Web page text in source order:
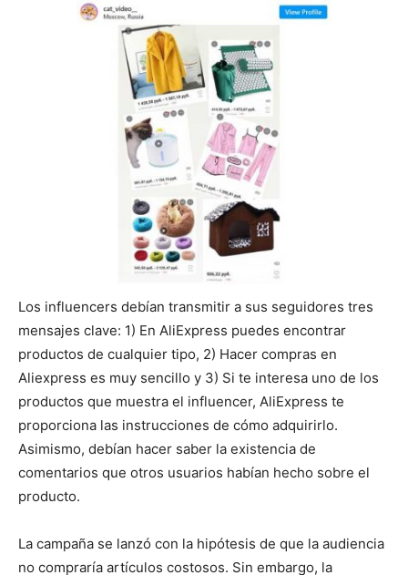
Los influencers debían transmitir a sus seguidores tres
mensajes clave: 1) En AliExpress puedes encontrar
productos de cualquier tipo, 2) Hacer compras en
Aliexpress es muy sencillo y 3) Si te interesa uno de los
productos que muestra el influencer, AliExpress te
proporciona las instrucciones de cómo adquirirlo.
Asimismo, debían hacer saber la existencia de
comentarios que otros usuarios habían hecho sobre el
producto.
La campaña se lanzó con la hipótesis de que la audiencia
no compraría artículos costosos. Sin embargo, la